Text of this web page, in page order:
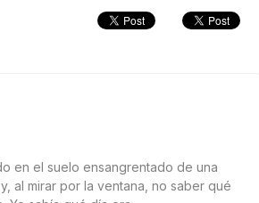
en el suelo ensangrentado de una
al mirar por la ventana, no saber qué